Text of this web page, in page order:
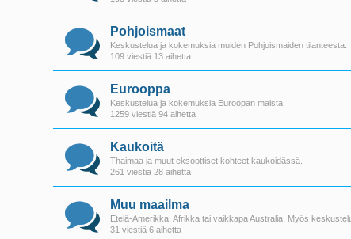
Pohjoismaat
Keskustelua ja kokemuksia muiden Pohjoismaiden tilanteesta.
109 viestiä 13 aihetta
Eurooppa
Keskustelua ja kokemuksia Euroopan maista.
1259 viestiä 94 aihetta
Kaukoitä
Thaimaa ja muut eksoottiset kohteet kaukoidässä.
261 viestiä 28 aihetta
Muu maailma
Etelä-Amerikka, Afrikka tai vaikkapa Australia. Myös
31 viestiä 6 aihetta